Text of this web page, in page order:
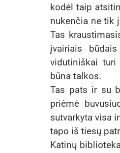
kodėl taip
nukenčia ne tik
Tas
įvairiais
vidutiniškai turi
būna talkos.
Tas pats ir su
priėmė
sutvarkyta visa
tapo iš tiesų
Katinų